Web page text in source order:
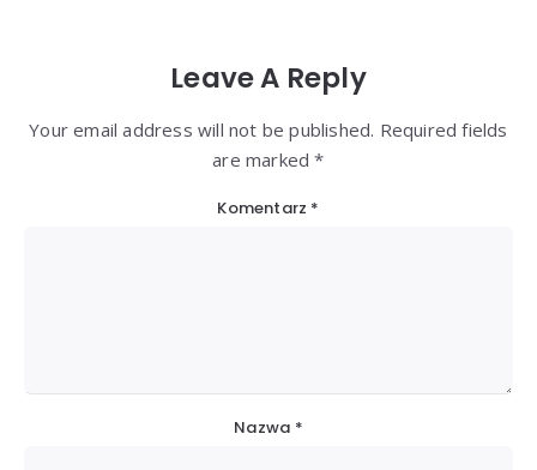
Leave A Reply
Your email address will not be published. Required fields
are marked *
Komentarz *
Nazwa *